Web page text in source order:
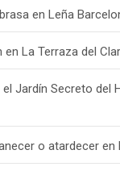
en Leña
La Terraza del
Jardín Secreto del
o atardecer en